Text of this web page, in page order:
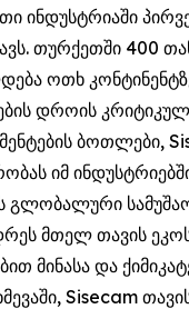
ინდუსტრიაში
თურქეთში 400
ოთხ
დროის
ბოთლები,
იმ
გლობალური
მთელ თავის
მინასა და
Sisecam